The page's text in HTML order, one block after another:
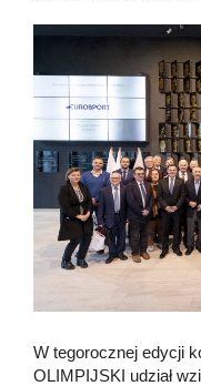
W tegorocznej edycji
OLIMPIJSKI udział